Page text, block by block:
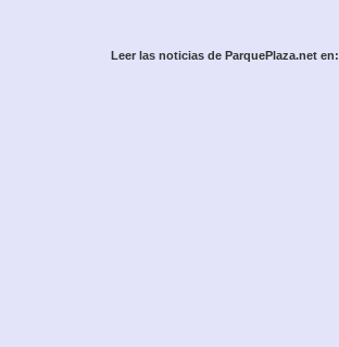
Leer las noticias de ParquePlaza.net en: